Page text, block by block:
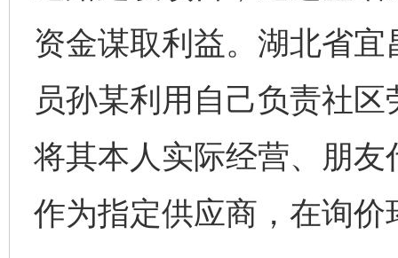
资金谋取利益。湖北省
员孙某利用自己负责社
将其本人实际经营、朋
作为指定供应商，在询